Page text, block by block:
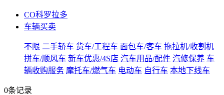
CO科罗拉多
车辆买卖
不限 二手轿车 货车/工程车 面包车/客车 拖拉机/收割机
拼车/顺风车 新车优惠/4S店 汽车用品/配件 汽修保养 车
辆收购服务 摩托车/燃气车 电动车 自行车 本地下线车
0条记录